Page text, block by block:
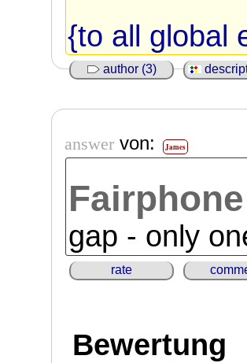
{to all global
author (3)
answer von: James
gap - only
rate
Bewertung